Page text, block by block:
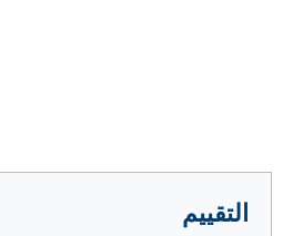
التقييم